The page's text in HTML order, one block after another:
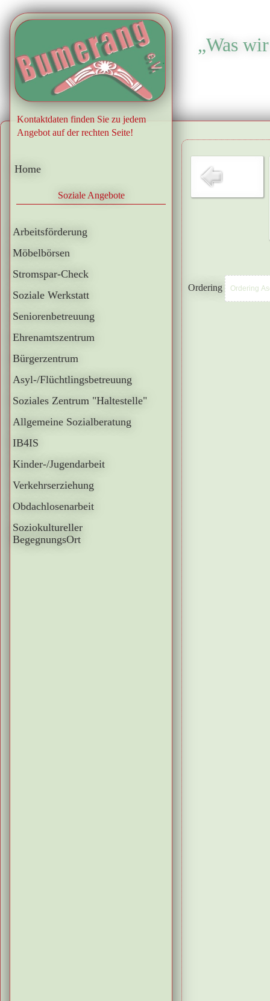
„Was
.
Kontaktdaten finden Sie zu jedem
Angebot auf der rechten Seite!
Home
Soziale Angebote
Arbeitsförderung
Möbelbörsen
Stromspar-Check
Soziale Werkstatt
Seniorenbetreuung
Ehrenamtszentrum
Bürgerzentrum
Asyl-/Flüchtlingsbetreuung
Soziales Zentrum "Haltestelle"
Allgemeine Sozialberatung
IB4IS
Kinder-/Jugendarbeit
Verkehrserziehung
Obdachlosenarbeit
Soziokultureller
BegegnungsOrt
Ordering